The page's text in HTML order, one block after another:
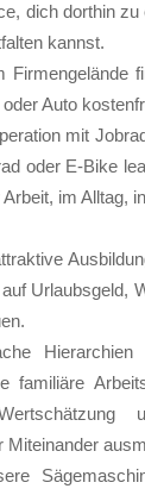
dich dort­hin
kannst.
Fir­men­ge­län­de
Au­to
mit
oder E-Bi­ke
im All­tag,
Ur­laubs­geld,
fa­mi­li­ä­re
Mit­ein­an­der